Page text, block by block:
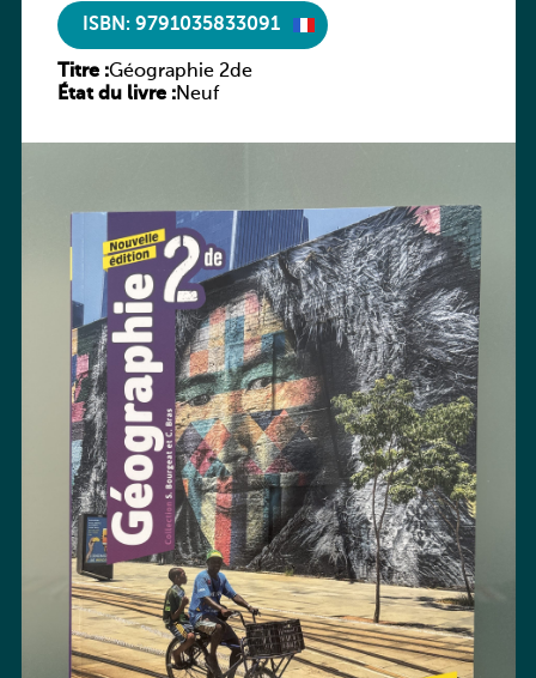
ISBN: 9791035833091
Titre :Géographie 2de
État du livre :Neuf